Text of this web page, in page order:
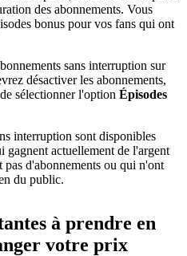
des abonnements. Vous
bonus pour vos fans qui ont
sans interruption sur
désactiver les abonnements,
sélectionner l'option Épisodes
interruption sont disponibles
gagnent actuellement de l'argent
pas d'abonnements ou qui n'ont
du public.
à prendre en
votre prix